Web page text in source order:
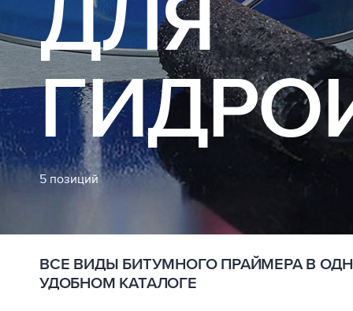
ДЛЯ
5 позиций
ВСЕ ВИДЫ БИТУМНОГО ПРАЙМЕРА В
УДОБНОМ КАТАЛОГЕ